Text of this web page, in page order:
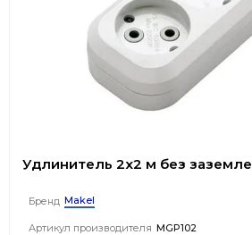
Удлинитель 2x2 м без
Бренд Makel
Артикул производителя MGP102